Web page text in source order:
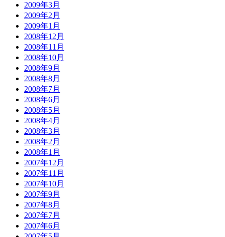
2009年3月
2009年2月
2009年1月
2008年12月
2008年11月
2008年10月
2008年9月
2008年8月
2008年7月
2008年6月
2008年5月
2008年4月
2008年3月
2008年2月
2008年1月
2007年12月
2007年11月
2007年10月
2007年9月
2007年8月
2007年7月
2007年6月